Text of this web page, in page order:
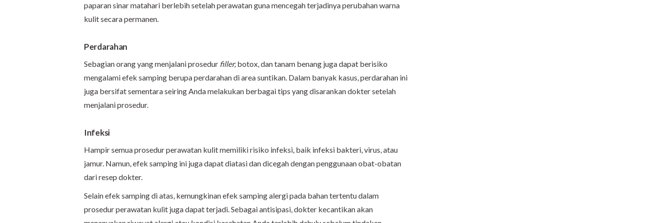
paparan sinar matahari berlebih setelah perawatan guna mencegah terjadinya perubahan warna
kulit secara permanen.
Perdarahan
Sebagian orang yang menjalani prosedur filler, botox, dan tanam benang juga dapat berisiko
mengalami efek samping berupa perdarahan di area suntikan. Dalam banyak kasus, perdarahan ini
juga bersifat sementara seiring Anda melakukan berbagai tips yang disarankan dokter setelah
menjalani prosedur.
Infeksi
Hampir semua prosedur perawatan kulit memiliki risiko infeksi, baik infeksi bakteri, virus, atau
jamur. Namun, efek samping ini juga dapat diatasi dan dicegah dengan penggunaan obat-obatan
dari resep dokter.
Selain efek samping di atas, kemungkinan efek samping alergi pada bahan tertentu dalam
prosedur perawatan kulit juga dapat terjadi. Sebagai antisipasi, dokter kecantikan akan